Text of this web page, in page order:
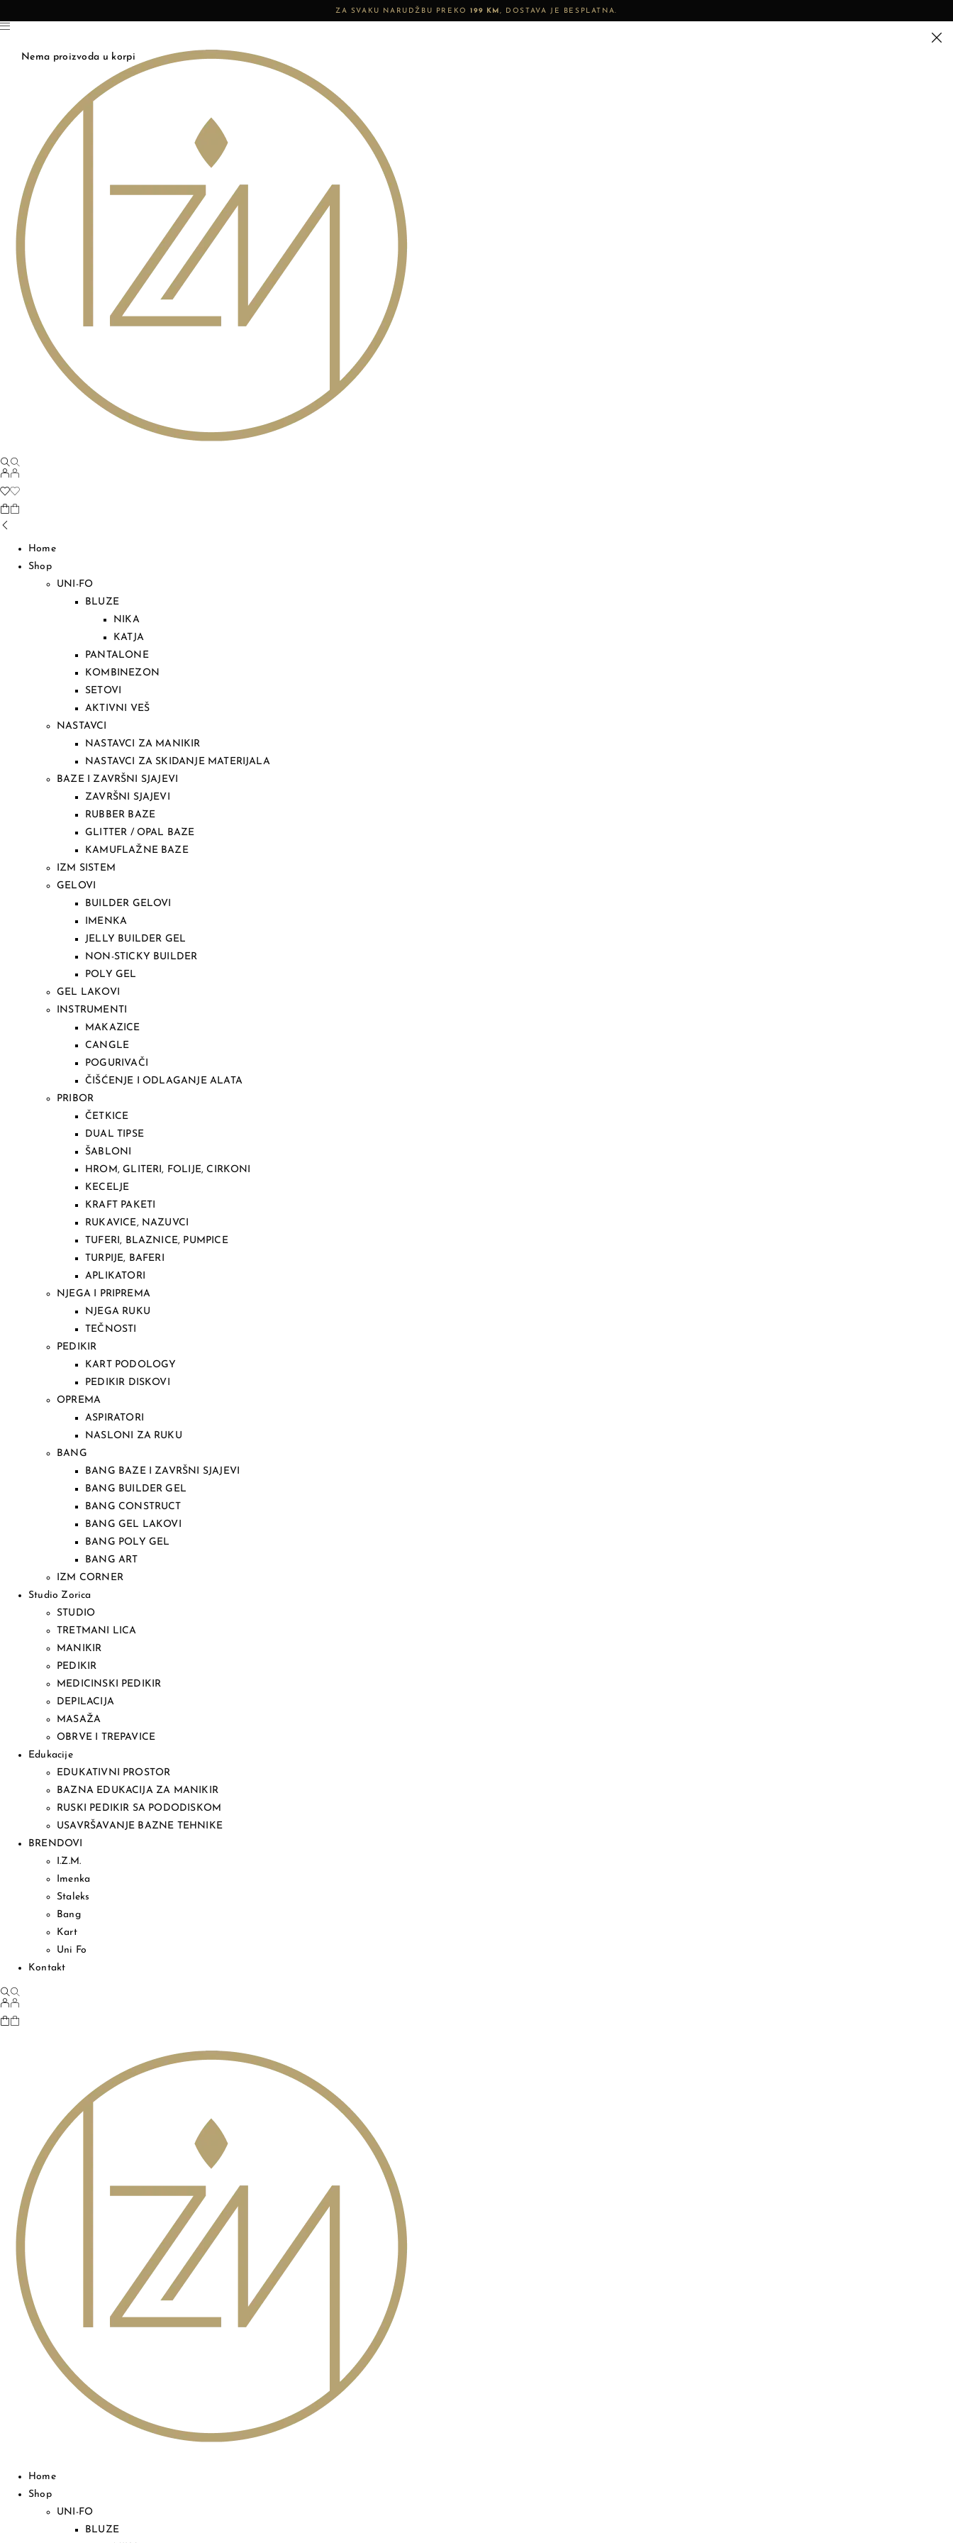
ZA SVAKU NARUDŽBU PREKO199 KM, DOSTAVA JE BESPLATNA.
Nema proizvoda u korpi
Home
Shop
UNI-FO
BLUZE
NIKA
KATJA
PANTALONE
KOMBINEZON
SETOVI
AKTIVNI VEŠ
NASTAVCI
NASTAVCI ZA MANIKIR
NASTAVCI ZA SKIDANJE MATERIJALA
BAZE I ZAVRŠNI SJAJEVI
ZAVRŠNI SJAJEVI
RUBBER BAZE
GLITTER / OPAL BAZE
KAMUFLAŽNE BAZE
IZM SISTEM
GELOVI
BUILDER GELOVI
IMENKA
JELLY BUILDER GEL
NON-STICKY BUILDER
POLY GEL
GEL LAKOVI
INSTRUMENTI
MAKAZICE
CANGLE
POGURIVAČI
ČIŠĆENJE I ODLAGANJE ALATA
PRIBOR
ČETKICE
DUAL TIPSE
ŠABLONI
HROM, GLITERI, FOLIJE, CIRKONI
KECELJE
KRAFT PAKETI
RUKAVICE, NAZUVCI
TUFERI, BLAZNICE, PUMPICE
TURPIJE, BAFERI
APLIKATORI
NJEGA I PRIPREMA
NJEGA RUKU
TEČNOSTI
PEDIKIR
KART PODOLOGY
PEDIKIR DISKOVI
OPREMA
ASPIRATORI
NASLONI ZA RUKU
BANG
BANG BAZE I ZAVRŠNI SJAJEVI
BANG BUILDER GEL
BANG CONSTRUCT
BANG GEL LAKOVI
BANG POLY GEL
BANG ART
IZM CORNER
Studio Zorica
STUDIO
TRETMANI LICA
MANIKIR
PEDIKIR
MEDICINSKI PEDIKIR
DEPILACIJA
MASAŽA
OBRVE I TREPAVICE
Edukacije
EDUKATIVNI PROSTOR
BAZNA EDUKACIJA ZA MANIKIR
RUSKI PEDIKIR SA PODODISKOM
USAVRŠAVANJE BAZNE TEHNIKE
BRENDOVI
I.Z.M.
Imenka
Staleks
Bang
Kart
Uni Fo
Kontakt
Home
Shop
UNI-FO
BLUZE